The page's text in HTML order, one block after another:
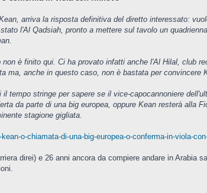
arriva la risposta definitiva del diretto interessato:
l'Al Qadsiah, pronto a mettere sul tavolo un
è finito qui. Ci ha provato infatti anche l'Al Hilal, club
ma, anche in questo caso, non è bastata per convincere
tempo stringe per sapere se il vice-capocannoniere
da parte di una big europea, oppure Kean resterà alla
stagione gigliata.
o-chiamata-di-una-big-europea-o-conferma-in-viola-
direi) e 26 anni ancora da compiere andare in Arabia